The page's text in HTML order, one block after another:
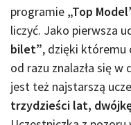
programie „Top
liczyć. Jako pierwsza
bilet”, dzięki któremu
od razu znalazła się
jest też najstarszą
trzydzieści lat,